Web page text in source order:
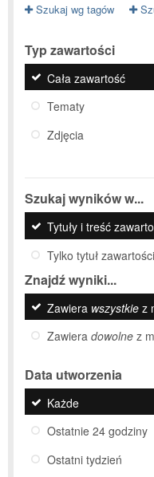
Szukaj wg tagów
Typ zawartości
Cała zawartość
Tematy
Zdjęcia
Szukaj wyników w...
Tytuły i treść
Tylko tytuł zawartości
Znajdź wyniki...
Zawiera wszystkie z
Zawiera dowolne z
Data utworzenia
Każde
Ostatnie 24 godziny
Ostatni tydzień